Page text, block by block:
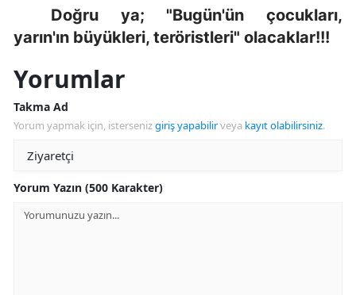
Doğru ya; "Bugün'ün çocukları,
yarın'ın büyükleri, teröristleri" olacaklar!!!
Yorumlar
Takma Ad
Yorum yapmak için, istersenizgiriş yapabilirveya kayıt olabilirsiniz.
Yorum Yazın (500 Karakter)